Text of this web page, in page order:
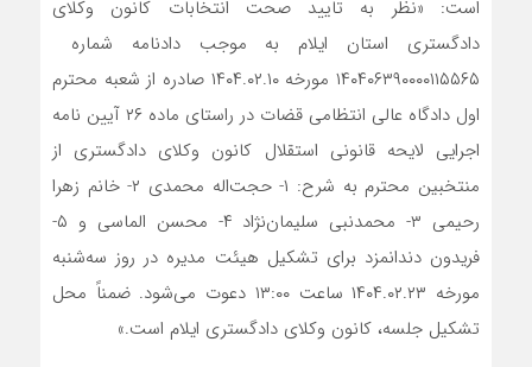
است: «نظر به تایید صحت انتخابات کانون وکلای
دادگستری استان ایلام به موجب دادنامه شماره
۱۴۰۴۰۶۳۹۰۰۰۰۱۱۵۵۶۵ مورخه ۱۴۰۴.۰۲.۱۰ صادره از شعبه محترم
اول دادگاه عالی انتظامی قضات در راستای ماده ۲۶ آیین نامه
اجرایی لایحه قانونی استقلال کانون وکلای دادگستری از
منتخبین محترم به شرح: ۱- حجت‌اله محمدی ۲- خانم زهرا
رحیمی ۳- محمدنبی سلیمان‌نژاد ۴- محسن الماسی و ۵-
فریدون دندانمزد برای تشکیل هیئت مدیره در روز سه‌شنبه
مورخه ۱۴۰۴.۰۲.۲۳ ساعت ۱۳:۰۰ دعوت می‌شود. ضمناً محل
تشکیل جلسه، کانون وکلای دادگستری ایلام است.»